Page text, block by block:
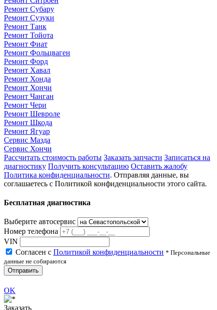
Ремонт Субару
Ремонт Сузуки
Ремонт Танк
Ремонт Тойота
Ремонт Фиат
Ремонт Фольцваген
Ремонт Форд
Ремонт Хавал
Ремонт Хонда
Ремонт Хончи
Ремонт Чанган
Ремонт Чери
Ремонт Шевроле
Ремонт Шкода
Ремонт Ягуар
Сервис Мазда
Сервис Хончи
Рассчитать стоимость работы Заказать запчасти Записаться на
диагностику Получить консультацию Оставить жалобу
Политика конфиденциальности. Отправляя данные, вы
соглашаетесь с Политикой конфиденциальности этого сайта.
Бесплатная диагностика
Выберите автосервис
Номер телефона
VIN
Согласен с Политикой конфиденциальности * Персональные
данные не собираются
Отправить
OK
Заказать